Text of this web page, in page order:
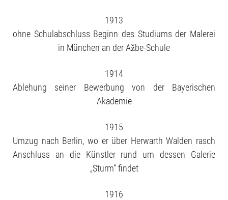
Our offers
News
About us
Publikations
Deutsch
1913
ohne Schulabschluss Beginn des Studiums der Malerei
in München an der Ažbe-Schule
1914
Ablehung seiner Bewerbung von der Bayerischen
Akademie
1915
Umzug nach Berlin, wo er über Herwarth Walden rasch
Anschluss an die Künstler rund um dessen Galerie
„Sturm“ findet
1916